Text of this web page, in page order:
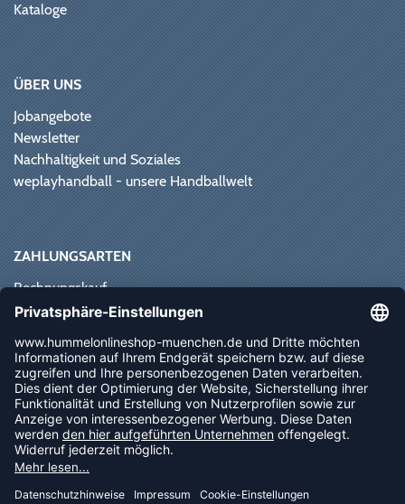
Kataloge
ÜBER UNS
Jobangebote
Newsletter
Nachhaltigkeit und Soziales
weplayhandball - unsere Handballwelt
ZAHLUNGSARTEN
Rechnungskauf
Paypal
Vorkasse
Sofortüberweisung
NEWSLETTER